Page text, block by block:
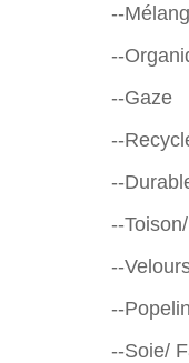
--
--
--Gaze
--
--
--
--
--
--Soie/